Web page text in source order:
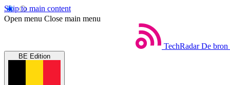
Skip to main content
Open menu Close main menu
TechRadar De bron
BE Edition